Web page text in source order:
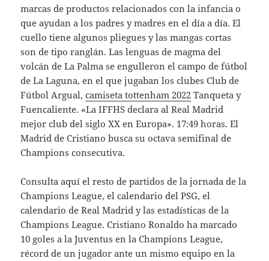
marcas de productos relacionados con la infancia o
que ayudan a los padres y madres en el día a día. El
cuello tiene algunos pliegues y las mangas cortas
son de tipo ranglán. Las lenguas de magma del
volcán de La Palma se engulleron el campo de fútbol
de La Laguna, en el que jugaban los clubes Club de
Fútbol Argual,camiseta tottenham 2022 Tanqueta y
Fuencaliente. «La IFFHS declara al Real Madrid
mejor club del siglo XX en Europa». 17:49 horas. El
Madrid de Cristiano busca su octava semifinal de
Champions consecutiva.
Consulta aquí el resto de partidos de la jornada de la
Champions League, el calendario del PSG, el
calendario de Real Madrid y las estadísticas de la
Champions League. Cristiano Ronaldo ha marcado
10 goles a la Juventus en la Champions League,
récord de un jugador ante un mismo equipo en la